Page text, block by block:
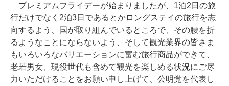
プレミアムフライデーが始まりましたが、1泊2日の旅
行だけでなく2泊3日であるとかロングステイの旅行を志
向するよう、国が取り組んでいるところで、その腰を折
るようなことにならないよう、そして観光業界の皆さま
もいろいろなバリエーションに富む旅行商品ができて、
老若男女、現役世代も含めて観光を楽しめる状況にご尽
力いただけることをお願い申し上げて、公明党を代表し